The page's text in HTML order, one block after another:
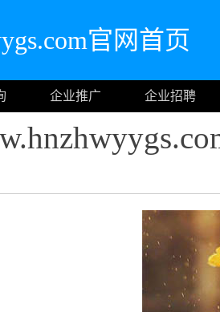
官网首页
企业推广 企业招聘